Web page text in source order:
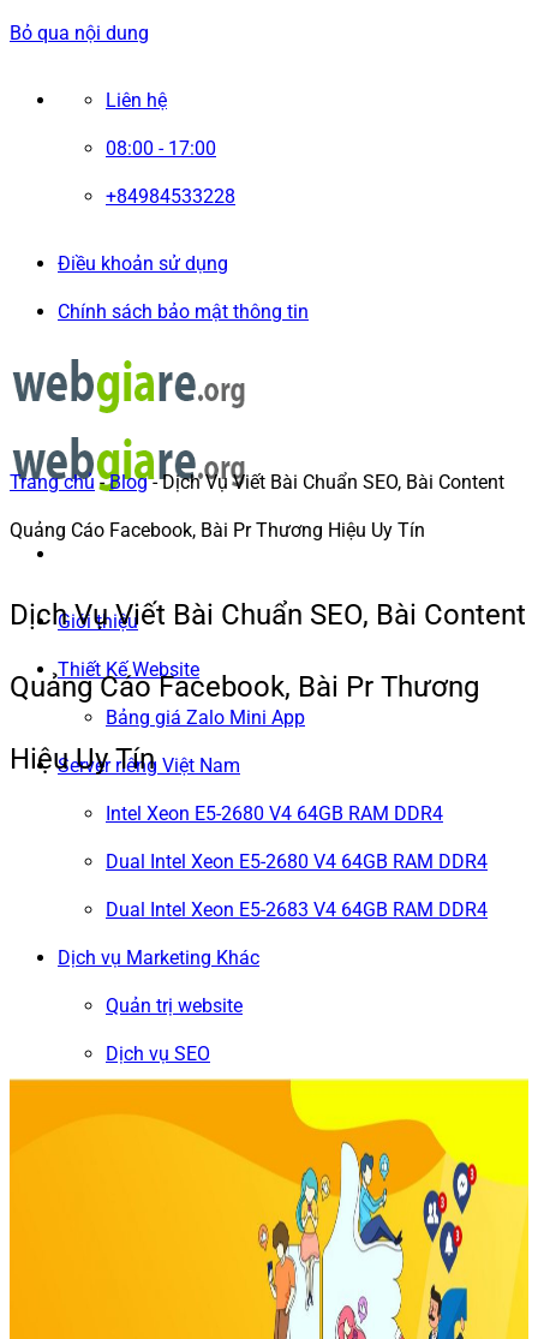
Bỏ qua nội dung
Liên hệ
08:00 - 17:00
+84984533228
Điều khoản sử dụng
Chính sách bảo mật thông tin
Giới thiệu
Thiết Kế Website
Bảng giá Zalo Mini App
Server riêng Việt Nam
Intel Xeon E5-2680 V4 64GB RAM DDR4
Dual Intel Xeon E5-2680 V4 64GB RAM DDR4
Dual Intel Xeon E5-2683 V4 64GB RAM DDR4
Dịch vụ Marketing Khác
Quản trị website
Dịch vụ SEO
Dịch vụ chăm sóc Fanpage
Dịch Vụ Viết Bài Chuyên Nghiệp
Dịch vụ Quảng Cáo Facebook
Dịch vụ Quảng Cáo Google AdWords
Trang chủ -Blog-Dịch Vụ Viết Bài Chuẩn SEO, Bài Content
Quảng Cáo Facebook, Bài Pr Thương Hiệu Uy Tín
Dịch Vụ Viết Bài Chuẩn SEO, Bài Content
Quảng Cáo Facebook, Bài Pr Thương
Hiệu Uy Tín